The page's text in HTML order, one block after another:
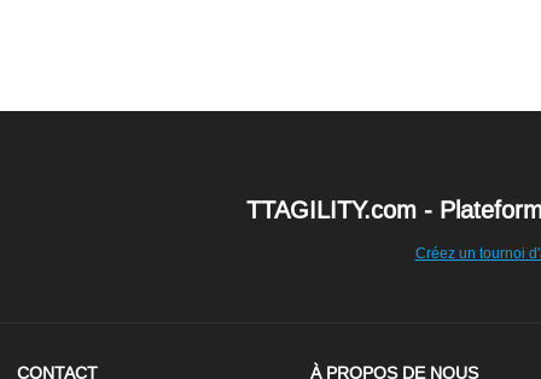
TTAGILITY.com -
Créez un tournoi
CONTACT À PROPOS DE NOUS